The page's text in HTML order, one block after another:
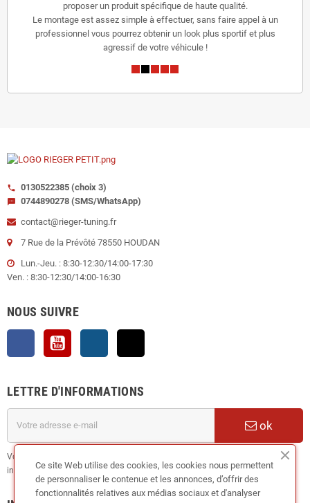
proposer un produit spécifique de haute qualité.
Le montage est assez simple à effectuer, sans faire appel à un
professionnel vous pourrez obtenir un look plus sportif et plus
agressif de votre véhicule !
call 0130522385 (choix 3)
sms
0744890278 (SMS/WhatsApp)
contact@rieger-tuning.fr
7 Rue de la Prévôté 78550 HOUDAN
Lun.-Jeu. : 8:30-12:30/14:00-17:30
Ven. : 8:30-12:30/14:00-16:30
NOUS SUIVRE
Facebook
LETTRE D'INFORMATIONS
ok
Vous pouvez vous désinscrire à tout moment. Vous trouverez pour cela nos
informations de contact dans les conditions d'utilisation du site.
Ce site Web utilise des cookies, les cookies nous permettent
de personnaliser le contenue et les annonces, d’offrir des
fonctionnalités relatives aux médias sociaux et d'analyser